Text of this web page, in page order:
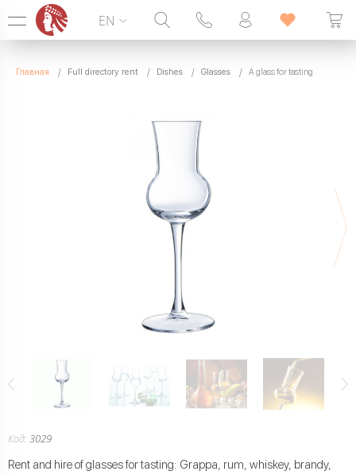
099 338 00 22
EN
Главная Full directory rent Dishes Glasses A glass for tasting
Код:3029
Rent and hire of glasses for tasting: Grappa, rum, whiskey, brandy,